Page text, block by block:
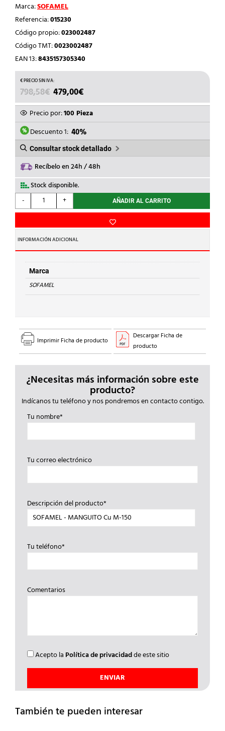
Marca:SOFAMEL
Referencia:015230
Código propio:023002487
Código TMT:0023002487
EAN 13:8435157305340
798,58€ EL
PRECIO
ORIGINAL
ERA:
798,58€.
479,00€
PRECIO
ACTUAL
ES:
479,00€.
Precio por:100 Pieza
Descuento 1: 40%
Consultar stock detallado
Recíbelo en 24h / 48h
Stock disponible.
-
SOFAMEL
-
Cu
M-
150
cantidad
+ AÑADIR AL CARRITO
INFORMACIÓN ADICIONAL
Marca
SOFAMEL
Imprimir Ficha de producto
Descargar Ficha de
producto
¿Necesitas más información sobre este
producto?
Indícanos tu teléfono y nos pondremos en contacto contigo.
Tu nombre*
Tu correo electrónico
Descripción del producto*
Tu teléfono*
Comentarios
Acepto la Política de privacidadde este sitio
También te pueden interesar